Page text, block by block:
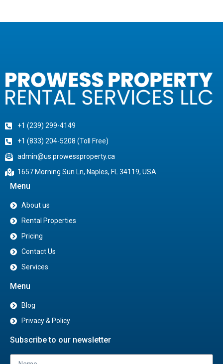
+1 (239) 299-4149
+1 (833) 204-5208 (Toll Free)
admin@us.prowessproperty.ca
1657 Morning Sun Ln, Naples, FL 34119, USA
Menu
About us
Rental Properties
Pricing
Contact Us
Services
Menu
Blog
Privacy & Policy
Subscribe to our newsletter